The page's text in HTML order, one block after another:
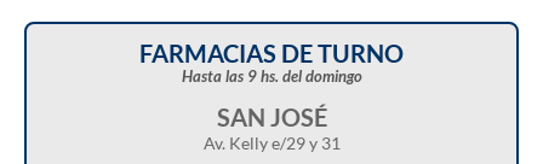
FARMACIAS DE TURNO
Hasta las 9 hs. del domingo
SAN JOSÉ
Av. Kelly e/29 y 31